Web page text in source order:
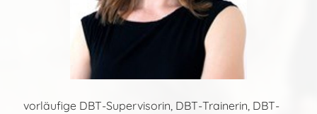
vorläufige DBT-Supervisorin, DBT-Trainerin, DBT-